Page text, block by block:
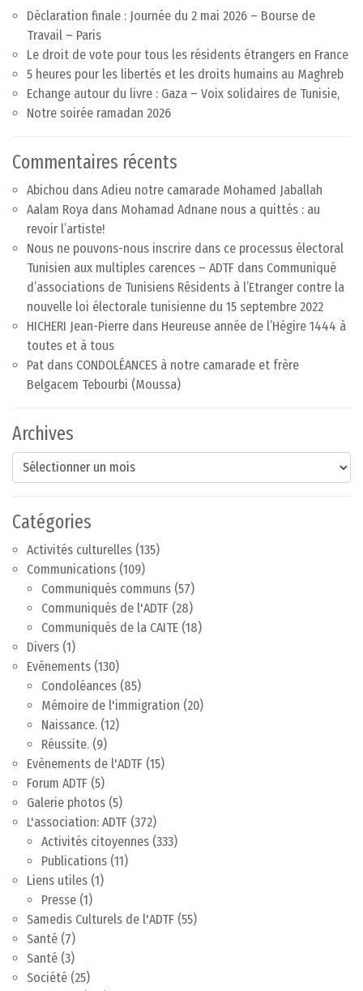
Déclaration finale : Journée du 2 mai 2026 – Bourse de
Travail – Paris
Le droit de vote pour tous les résidents étrangers en France
5 heures pour les libertés et les droits humains au Maghreb
Echange autour du livre : Gaza – Voix solidaires de Tunisie,
Notre soirée ramadan 2026
Commentaires récents
Abichou dans Adieu notre camarade Mohamed Jaballah
Aalam Roya dans Mohamad Adnane nous a quittés : au
revoir l’artiste!
Nous ne pouvons-nous inscrire dans ce processus électoral
Tunisien aux multiples carences – ADTF dans Communiqué
d’associations de Tunisiens Résidents à l’Etranger contre la
nouvelle loi électorale tunisienne du 15 septembre 2022
HICHERI Jean-Pierre dans Heureuse année de l’Hégire 1444 à
toutes et à tous
Pat dans CONDOLÉANCES à notre camarade et frère
Belgacem Tebourbi (Moussa)
Archives
Archives
Catégories
Activités culturelles (135)
Communications (109)
Communiqués communs (57)
Communiqués de l'ADTF (28)
Communiqués de la CAITE (18)
Divers (1)
Evénements (130)
Condoléances (85)
Mémoire de l'immigration (20)
Naissance. (12)
Réussite. (9)
Evènements de l'ADTF (15)
Forum ADTF (5)
Galerie photos (5)
L'association: ADTF (372)
Activités citoyennes (333)
Publications (11)
Liens utiles (1)
Presse (1)
Samedis Culturels de l'ADTF (55)
Santé (7)
Santé (3)
Société (25)